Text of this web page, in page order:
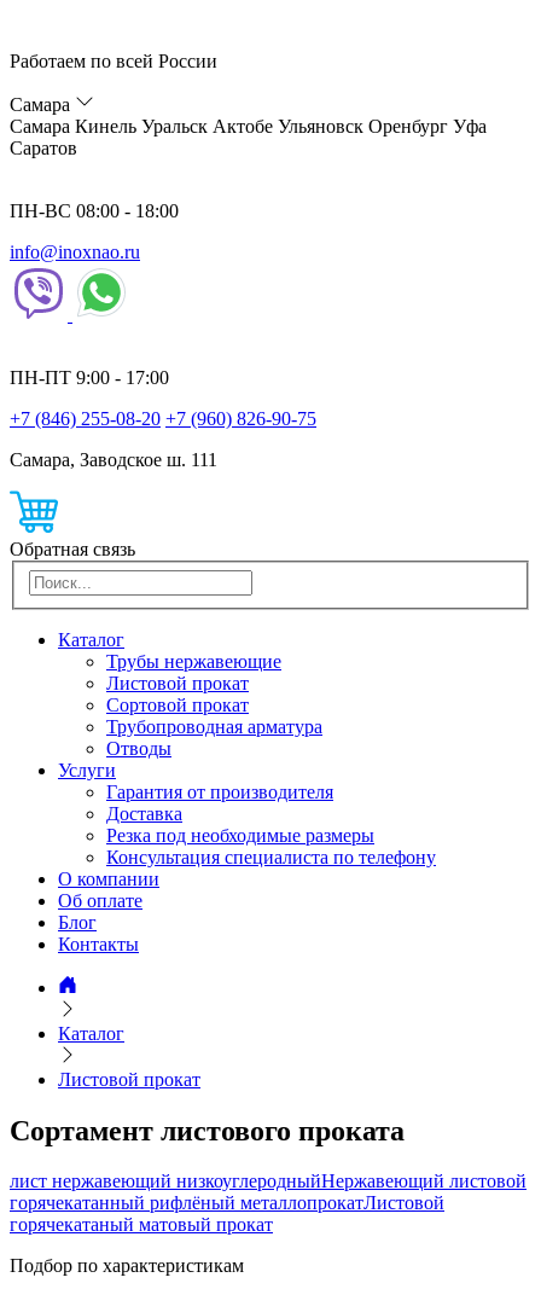
Работаем по всей России
Самара
Самара Кинель Уральск Актобе Ульяновск Оренбург Уфа
Саратов
ПН-ВС 08:00 - 18:00
info@inoxnao.ru
ПН-ПТ 9:00 - 17:00
+7 (846) 255-08-20 +7 (960) 826-90-75
Самара, Заводское ш. 111
Обратная связь
Каталог
Трубы нержавеющие
Листовой прокат
Сортовой прокат
Трубопроводная арматура
Отводы
Услуги
Гарантия от производителя
Доставка
Резка под необходимые размеры
Консультация специалиста по телефону
О компании
Об оплате
Блог
Контакты
Каталог
Листовой прокат
Сортамент листового проката
лист нержавеющий низкоуглеродныйНержавеющий листовой
горячекатанный рифлёный металлопрокатЛистовой
горячекатаный матовый прокат
Подбор по характеристикам